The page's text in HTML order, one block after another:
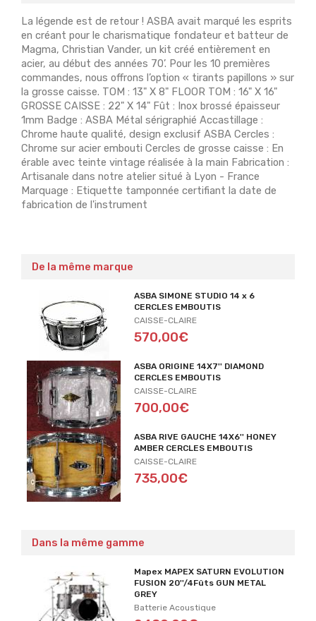
La légende est de retour ! ASBA avait marqué les esprits
en créant pour le charismatique fondateur et batteur de
Magma, Christian Vander, un kit créé entièrement en
acier, au début des années 70’. Pour les 10 premières
commandes, nous offrons l’option « tirants papillons » sur
la grosse caisse. TOM : 13" X 8" FLOOR TOM : 16" X 16"
GROSSE CAISSE : 22" X 14" Fût : Inox brossé épaisseur
1mm Badge : ASBA Métal sérigraphié Accastillage :
Chrome haute qualité, design exclusif ASBA Cercles :
Chrome sur acier embouti Cercles de grosse caisse : En
érable avec teinte vintage réalisée à la main Fabrication :
Artisanale dans notre atelier situé à Lyon - France
Marquage : Etiquette tamponnée certifiant la date de
fabrication de l'instrument
De la même marque
ASBA SIMONE STUDIO 14 x 6
CERCLES EMBOUTIS
CAISSE-CLAIRE
570,00€
ASBA ORIGINE 14X7'' DIAMOND
CERCLES EMBOUTIS
CAISSE-CLAIRE
700,00€
ASBA RIVE GAUCHE 14X6'' HONEY
AMBER CERCLES EMBOUTIS
CAISSE-CLAIRE
735,00€
Dans la même gamme
Mapex MAPEX SATURN EVOLUTION
FUSION 20''/4Fûts GUN METAL
GREY
Batterie Acoustique